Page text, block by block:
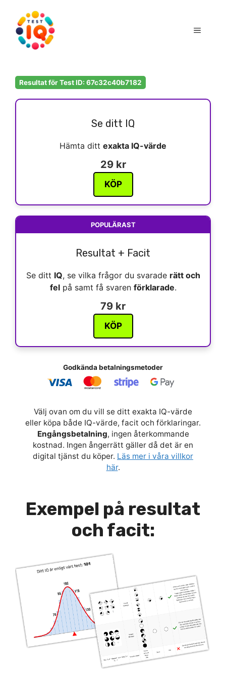
innehåll
Meny
Resultat för Test ID: 67c32c40b7182
Se ditt IQ
Hämta ditt exakta IQ-värde
29 kr
KÖP
POPULÄRAST
Resultat + Facit
Se ditt IQ, se vilka frågor du svarade rätt och
felpå samt få svaren förklarade.
79 kr
KÖP
Godkända betalningsmetoder
Välj ovan om du vill se ditt exakta IQ-värde
eller köpa både IQ-värde, facit och förklaringar.
Engångsbetalning, ingen återkommande
kostnad. Ingen ångerrätt gäller då det är en
digital tjänst du köper. Läs mer i våra villkor
här.
Exempel på resultat
och facit: